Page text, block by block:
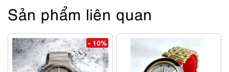
Sản phẩm liên quan
- 10%